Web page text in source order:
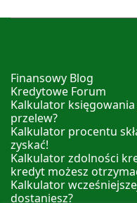
Finansowy Blog
Kredytowe Forum
Kalkulator
przelew?
Kalkulator procentu
zyskać!
Kalkulator zdolności
kredyt możesz
Kalkulator
dostaniesz?